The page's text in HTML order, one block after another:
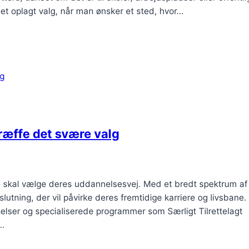
oplagt valg, når man ønsker et sted, hvor…
det svære valg
vælge deres uddannelsesvej. Med et bredt spektrum af
der vil påvirke deres fremtidige karriere og livsbane.
og specialiserede programmer som Særligt Tilrettelagt